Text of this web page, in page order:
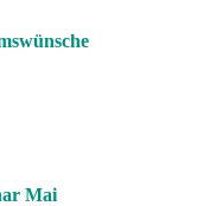
Mai